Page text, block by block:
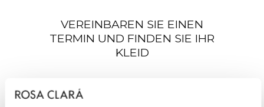
VEREINBAREN SIE EINEN
TERMIN UND FINDEN SIE IHR
KLEID